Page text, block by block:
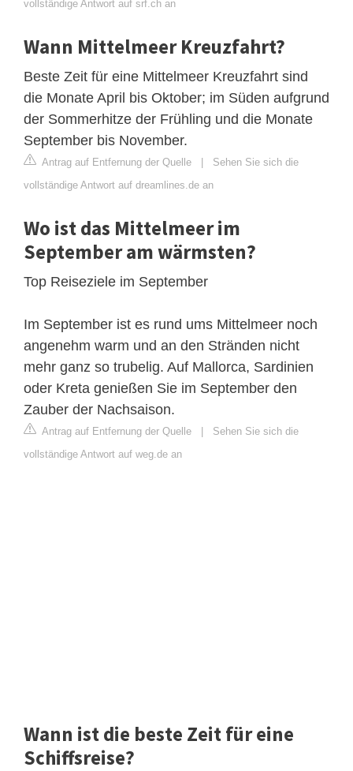
vollständige Antwort auf srf.ch an
Wann Mittelmeer Kreuzfahrt?
Beste Zeit für eine Mittelmeer Kreuzfahrt sind
die Monate April bis Oktober; im Süden aufgrund
der Sommerhitze der Frühling und die Monate
September bis November.
Antrag auf Entfernung der Quelle | Sehen Sie sich die
vollständige Antwort auf dreamlines.de an
Wo ist das Mittelmeer im
September am wärmsten?
Top Reiseziele im September
Im September ist es rund ums Mittelmeer noch
angenehm warm und an den Stränden nicht
mehr ganz so trubelig. Auf Mallorca, Sardinien
oder Kreta genießen Sie im September den
Zauber der Nachsaison.
Antrag auf Entfernung der Quelle | Sehen Sie sich die
vollständige Antwort auf weg.de an
Wann ist die beste Zeit für eine
Schiffsreise?